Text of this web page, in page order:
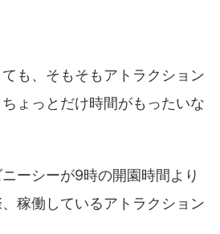
も、そもそもアトラクション
ょっとだけ時間がもったいな
ーシーが9時の開園時間より
稼働しているアトラクション